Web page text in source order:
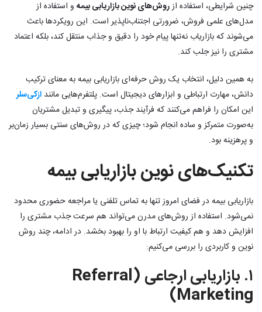
چنین شرایطی، استفاده ازروش‌های نوین بازاریابی بیمه و استفاده از
مدل‌های علمی فروش، ضرورتی اجتناب‌ناپذیر است. این رویکردها باعث
می‌شوند که بازاریاب نه‌تنها پیام خود را دقیق و جذاب منتقل کند، بلکه اعتماد
مشتری را نیز جلب کند.
به همین دلیل، انتخاب یک روش حرفه‌ای بازاریابی بیمه به معنای ترکیب
دانش، مهارت ارتباطی و ابزارهای دیجیتال است. پلتفرم‌هایی مانند ازکی‌سلر
این امکان را فراهم می‌کنند که فرآیند جذب، پیگیری و تبدیل مشتریان
به‌صورت متمرکز و ساده انجام شود؛ چیزی که در روش‌های سنتی بسیار زمان‌بر
و پرهزینه بود.
تکنیک‌های نوین بازاریابی بیمه
بازاریابی بیمه در فضای امروز تنها به تماس تلفنی یا مراجعه حضوری محدود
نمی‌شود. استفاده از روش‌های مدرن می‌تواند هم سرعت جذب مشتری را
افزایش دهد و هم کیفیت ارتباط با او را بهبود بخشد. در ادامه، چند روش
نوین و کاربردی را بررسی می‌کنیم:
۱. بازاریابی ارجاعی (Referral
Marketing)